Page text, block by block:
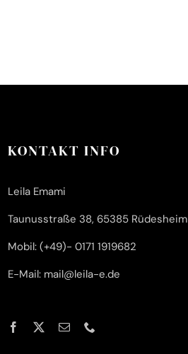
KONTAKT INFO
Leila Emami
Taunusstraße 38, 65385 Rüdesheim
Mobil: (+49)- 0171 1919682
E-Mail: mail@leila-e.de